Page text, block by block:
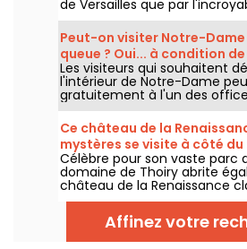
de Versailles que par
l'une de ses plus célèbres
marquise Luisa Casati, figure
la Belle Époque.
Peut-on visiter Notre-
queue ? Oui... à condition
quelques règles
Les visiteurs qui souhaitent
l'intérieur de Notre-Dame
gratuitement à l'un des
chaque jour. Une possibilité
condition de venir avant tout
à la célébration ou de
son déroulement. On vous
faut savoir.
Ce château de la
mystères se visite à côté du
dans les Yvelines
Célèbre pour son vaste parc
domaine de Thoiry abrite
château de la Renaissance
Monument historique.
même famille depuis 13
édifice méconnu se visite
jours et révèle de sublimes
Affinez votre